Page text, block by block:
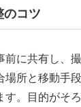
のコツ
前に共有し、
場所と移動手
す。目的がそ